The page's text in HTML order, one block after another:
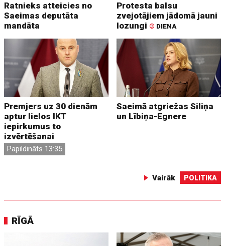
Ratnieks atteicies no
Saeimas deputāta
mandāta
Protesta balsu
zvejotājiem jādomā jauni
lozungi © DIENA
Premjers uz 30 dienām
aptur lielos IKT
iepirkumus to
izvērtēšanai
Papildināts 13:35
Saeimā atgriežas Siliņa
un Lībiņa-Egnere
Vairāk POLITIKA
RĪGĀ